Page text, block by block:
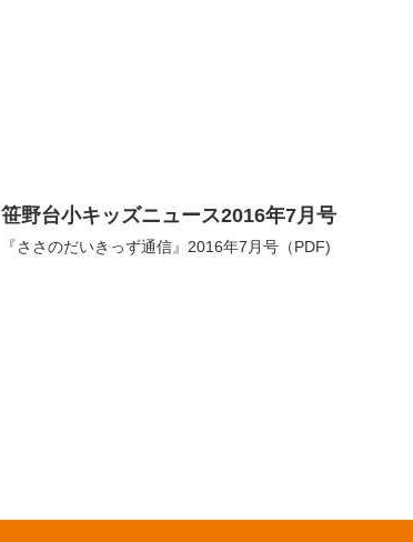
笹野台小キッズニュース2016年7月号
『ささのだいきっず通信』2016年7月号（PDF)